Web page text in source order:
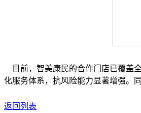
目前，智美康民的合作门店已覆盖
化服务体系，抗风险能力显著增强。
返回列表